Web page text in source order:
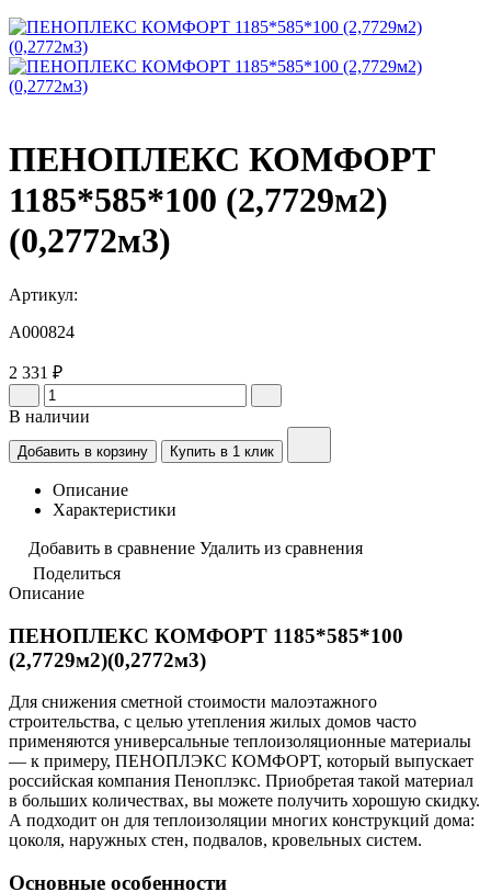
ПЕНОПЛЕКС КОМФОРТ
1185*585*100 (2,7729м2)
(0,2772м3)
Артикул:
A000824
2 331 ₽
В наличии
Добавить в корзину Купить в 1 клик
Описание
Характеристики
Добавить в сравнение Удалить из сравнения
Поделиться
Описание
ПЕНОПЛЕКС КОМФОРТ 1185*585*100
(2,7729м2)(0,2772м3)
Для снижения сметной стоимости малоэтажного
строительства, с целью утепления жилых домов часто
применяются универсальные теплоизоляционные материалы
— к примеру, ПЕНОПЛЭКС КОМФОРТ, который выпускает
российская компания Пеноплэкс. Приобретая такой материал
в больших количествах, вы можете получить хорошую скидку.
А подходит он для теплоизоляции многих конструкций дома:
цоколя, наружных стен, подвалов, кровельных систем.
Основные особенности